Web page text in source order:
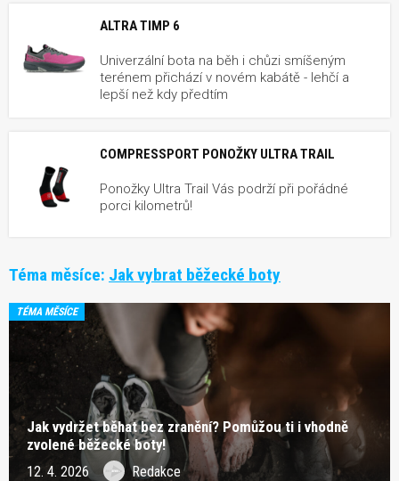
ALTRA TIMP 6
Univerzální bota na běh i chůzi smíšeným
terénem přichází v novém kabátě - lehčí a
lepší než kdy předtím
COMPRESSPORT PONOŽKY ULTRA TRAIL
Ponožky Ultra Trail Vás podrží při pořádné
porci kilometrů!
Téma měsíce: Jak vybrat běžecké boty
TÉMA MĚSÍCE
Jak vydržet běhat bez zranění? Pomůžou ti i vhodně
zvolené běžecké boty!
12. 4. 2026 Redakce